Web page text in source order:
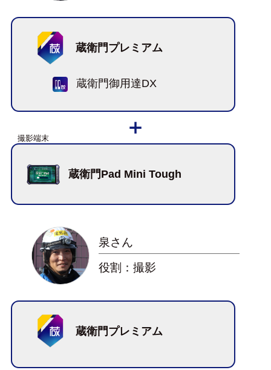
蔵衛門プレミアム
蔵衛門御用達DX
蔵衛門Pad Mini Tough
泉さん
役割：撮影
蔵衛門プレミアム